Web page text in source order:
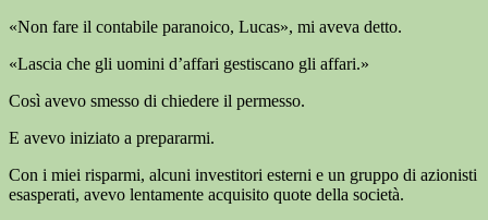
«Non fare il contabile paranoico, Lucas», mi aveva detto.
«Lascia che gli uomini d’affari gestiscano gli affari.»
Così avevo smesso di chiedere il permesso.
E avevo iniziato a prepararmi.
Con i miei risparmi, alcuni investitori esterni e un gruppo di azionisti
esasperati, avevo lentamente acquisito quote della società.